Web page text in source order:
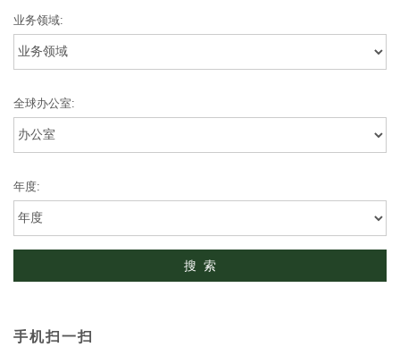
业务领域:
全球办公室:
年度:
手机扫一扫